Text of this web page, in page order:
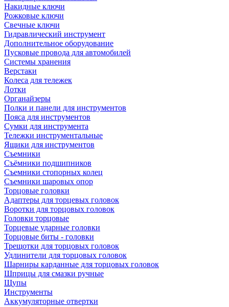
Накидные ключи
Рожковые ключи
Свечные ключи
Гидравлический инструмент
Дополнительное оборудование
Пусковые провода для автомобилей
Системы хранения
Верстаки
Колеса для тележек
Лотки
Органайзеры
Полки и панели для инструментов
Пояса для инструментов
Сумки для инструмента
Тележки инструментальные
Ящики для инструментов
Съемники
Съёмники подшипников
Съемники стопорных колец
Съемники шаровых опор
Торцовые головки
Адаптеры для торцевых головок
Воротки для торцовых головок
Головки торцовые
Торцевые ударные головки
Торцовые биты - головки
Трещотки для торцовых головок
Удлинители для торцовых головок
Шарниры карданные для торцовых головок
Шприцы для смазки ручные
Щупы
Инструменты
Аккумуляторные отвертки